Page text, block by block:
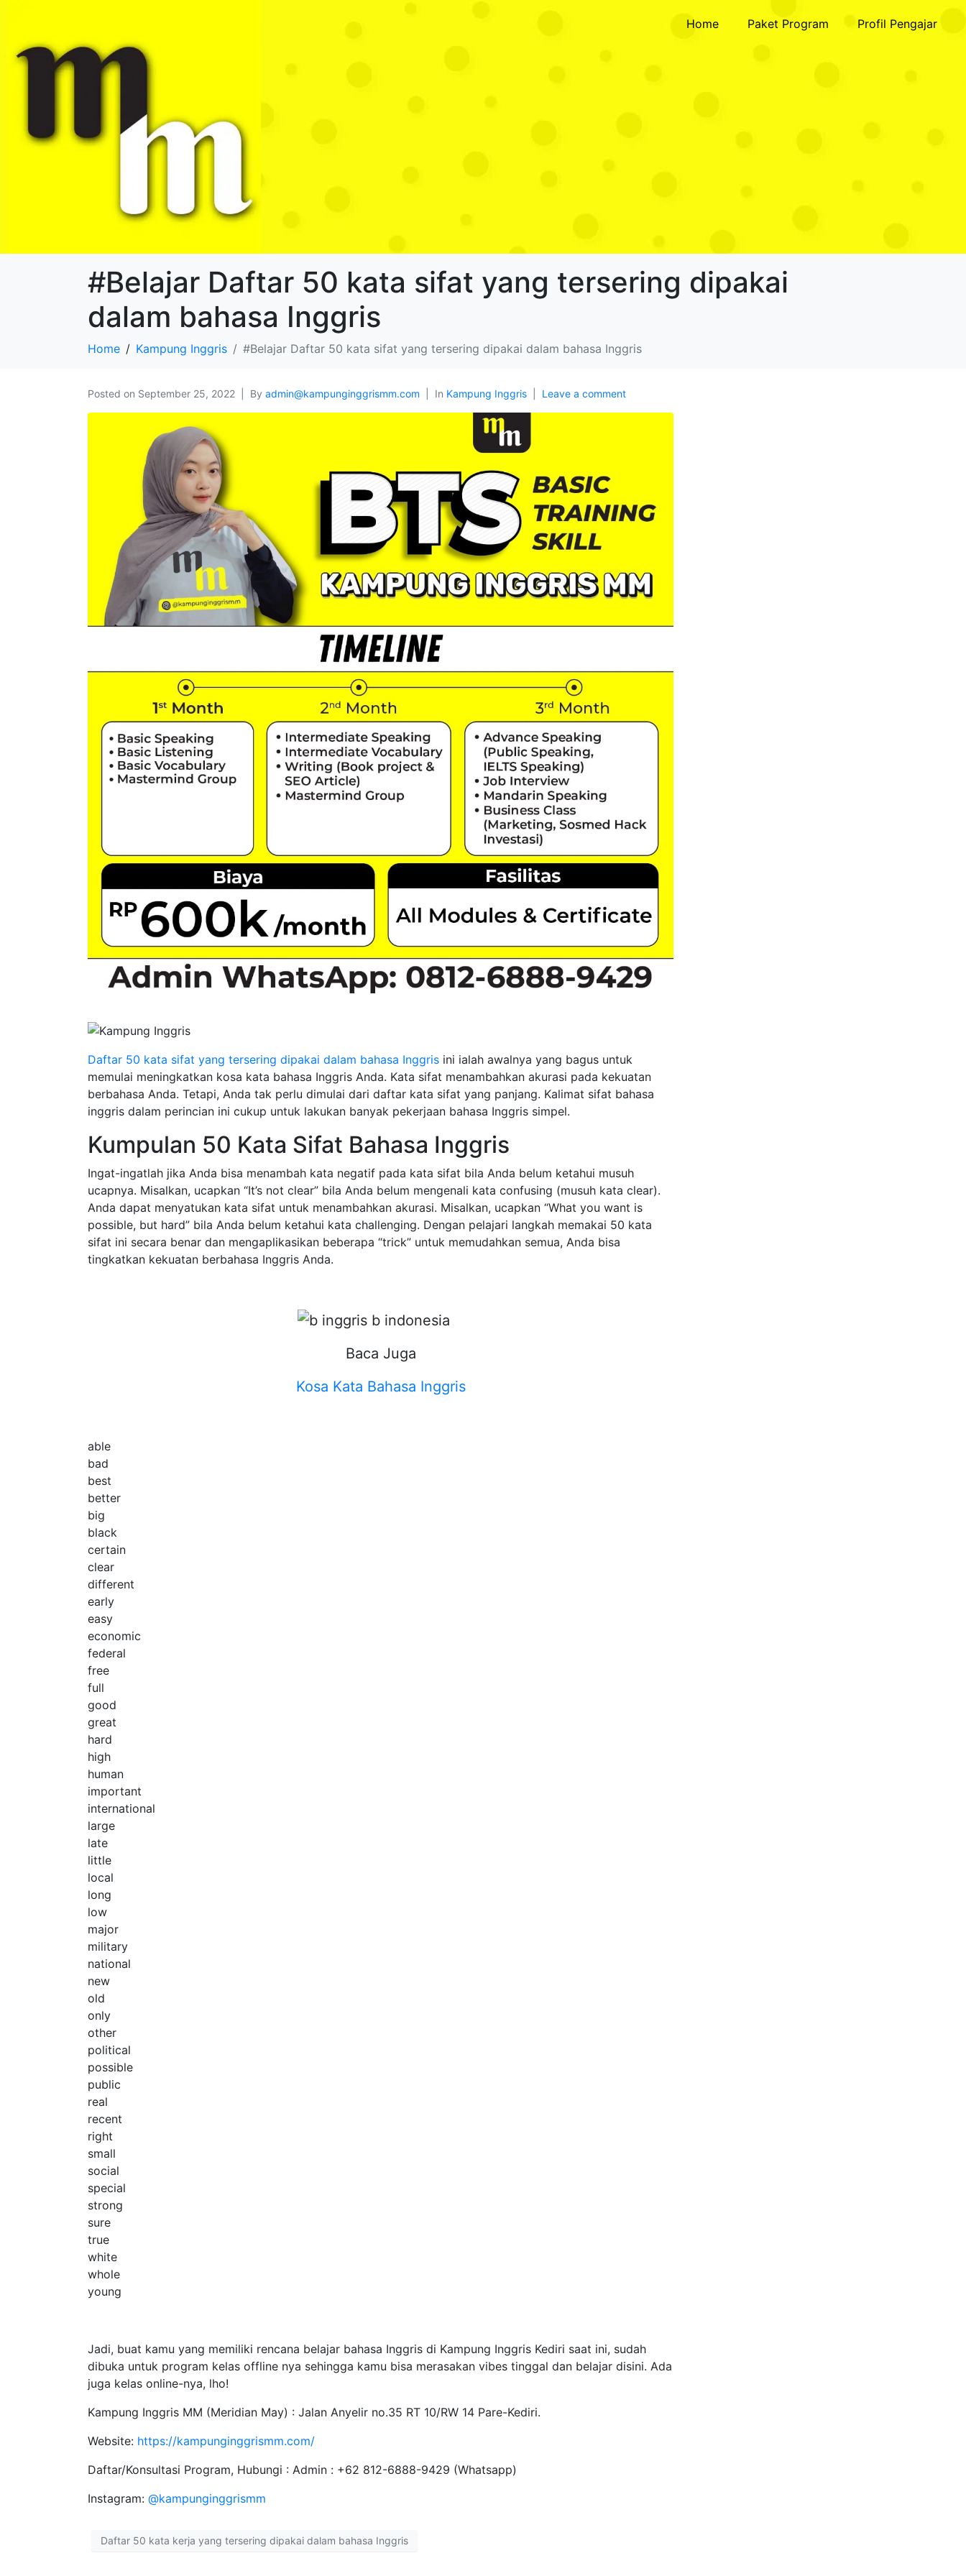
Home Paket Program Profil Pengajar
#Belajar Daftar 50 kata sifat yang tersering dipakai
dalam bahasa Inggris
Home Kampung Inggris #Belajar Daftar 50 kata sifat yang tersering dipakai dalam bahasa Inggris
Posted on September 25, 2022 By admin@kampunginggrismm.com In Kampung Inggris Leave a comment
Daftar 50 kata sifat yang tersering dipakai dalam bahasa Inggris ini ialah awalnya yang bagus untuk
memulai meningkatkan kosa kata bahasa Inggris Anda. Kata sifat menambahkan akurasi pada kekuatan
berbahasa Anda. Tetapi, Anda tak perlu dimulai dari daftar kata sifat yang panjang. Kalimat sifat bahasa
inggris dalam perincian ini cukup untuk lakukan banyak pekerjaan bahasa Inggris simpel.
Kumpulan 50 Kata Sifat Bahasa Inggris
Ingat-ingatlah jika Anda bisa menambah kata negatif pada kata sifat bila Anda belum ketahui musuh
ucapnya. Misalkan, ucapkan “It’s not clear” bila Anda belum mengenali kata confusing (musuh kata clear).
Anda dapat menyatukan kata sifat untuk menambahkan akurasi. Misalkan, ucapkan “What you want is
possible, but hard” bila Anda belum ketahui kata challenging. Dengan pelajari langkah memakai 50 kata
sifat ini secara benar dan mengaplikasikan beberapa “trick” untuk memudahkan semua, Anda bisa
tingkatkan kekuatan berbahasa Inggris Anda.
Baca Juga
Kosa Kata Bahasa Inggris
able
bad
best
better
big
black
certain
clear
different
early
easy
economic
federal
free
full
good
great
hard
high
human
important
international
large
late
little
local
long
low
major
military
national
new
old
only
other
political
possible
public
real
recent
right
small
social
special
strong
sure
true
white
whole
young
Jadi, buat kamu yang memiliki rencana belajar bahasa Inggris di Kampung Inggris Kediri saat ini, sudah
dibuka untuk program kelas offline nya sehingga kamu bisa merasakan vibes tinggal dan belajar disini. Ada
juga kelas online-nya, lho!
Kampung Inggris MM (Meridian May) : Jalan Anyelir no.35 RT 10/RW 14 Pare-Kediri.
Website: https://kampunginggrismm.com/
Daftar/Konsultasi Program, Hubungi : Admin : +62 812-6888-9429 (Whatsapp)
Instagram: @kampunginggrismm
Daftar 50 kata kerja yang tersering dipakai dalam bahasa Inggris